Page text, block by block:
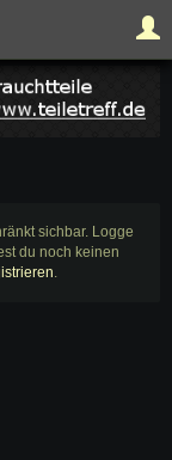
sichbar. Logge
du noch keinen
.